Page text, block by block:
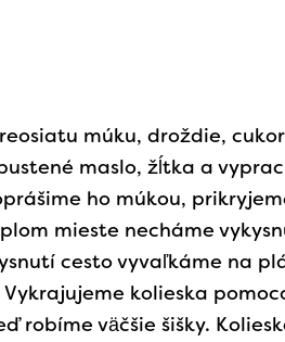
múku, droždie,
maslo, žĺtka a
ho múkou,
mieste necháme
cesto vyvaľkáme na
Vykrajujeme kolieska
robíme väčšie šišky.